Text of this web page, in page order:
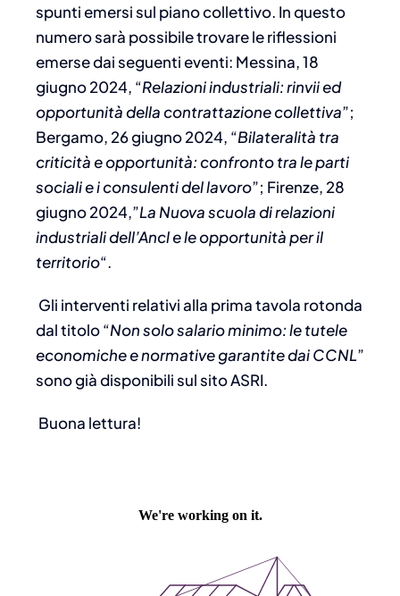
spunti emersi sul piano collettivo. In questo
numero sarà possibile trovare le riflessioni
emerse dai seguenti eventi: Messina, 18
giugno 2024, “Relazioni industriali: rinvii ed
opportunità della contrattazione collettiva”;
Bergamo, 26 giugno 2024, “Bilateralità tra
criticità e opportunità: confronto tra le parti
sociali e i consulenti del lavoro”; Firenze, 28
giugno 2024,”La Nuova scuola di relazioni
industriali dell’Ancl e le opportunità per il
territorio“.
Gli interventi relativi alla prima tavola rotonda
dal titolo “Non solo salario minimo: le tutele
economiche e normative garantite dai CCNL”
sono già disponibili sul sito ASRI.
Buona lettura!